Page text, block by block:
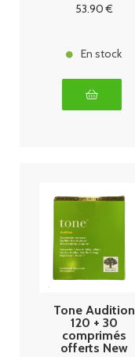
53.90€
En stock
Tone Audition
120 + 30
comprimés
offerts New